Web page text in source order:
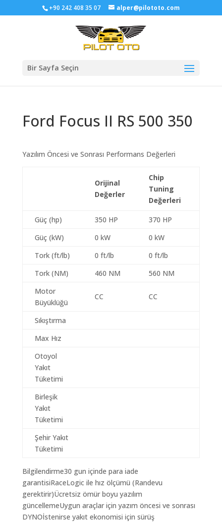
+90 242 408 35 07 alper@pilototo.com
Bir Sayfa Seçin
Ford Focus II RS 500 350
Yazılım Öncesi ve Sonrası Performans Değerleri
Orijinal
Değerler
Chip
Tuning
Değerleri
Güç (hp) 350 HP
370 HP
Güç (kW)
0 kW
0 kW
Tork (ft/lb)
0 ft/lb
0 ft/lb
Tork (NM)
460 NM
560 NM
Motor
Büyüklüğü
CC CC
Sıkıştırma
Max Hız
Otoyol
Yakıt
Tüketimi
Birleşik
Yakıt
Tüketimi
Şehir Yakıt
Tüketimi
Bilgilendirme30 gun içinde para iade
garantisiRaceLogic ile hız ölçümü (Randevu
gerektirir)Ücretsiz ömür boyu yazılım
güncellemeUygun araçlar için yazım öncesi ve sonrası
DYNOİstenirse yakıt ekonomisi için sürüş